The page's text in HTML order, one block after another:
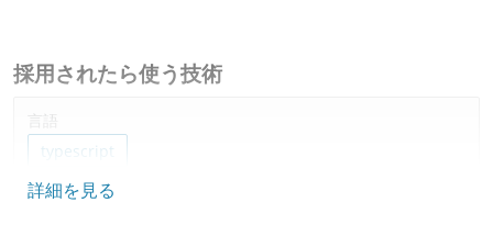
採用されたら使う技術
言語
typescript
フレームワーク
詳細を見る